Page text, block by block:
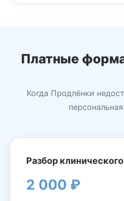
Платные
Когда Продлёнки
Разбор
2 000 ₽